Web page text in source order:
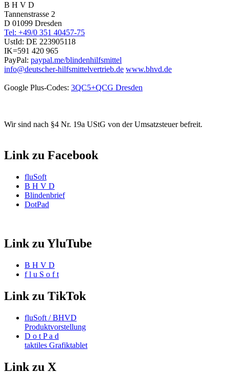
B H V D
Tannenstrasse 2
D 01099 Dresden
Tel: +49/0 351 40457-75
UstId: DE 223905118
IK=591 420 965
PayPal: paypal.me/blindenhilfsmittel
info@deutscher-hilfsmittelvertrieb.de www.bhvd.de
Google Plus-Codes: 3QC5+QCG Dresden
Wir sind nach §4 Nr. 19a UStG von der Umsatzsteuer befreit.
Link zu Facebook
fluSoft
B H V D
Blindenbrief
DotPad
Link zu YluTube
B H V D
f l u S o f t
Link zu TikTok
fluSoft / BHVD
Produktvorstellung
D o t P a d
taktiles Grafiktablet
Link zu X